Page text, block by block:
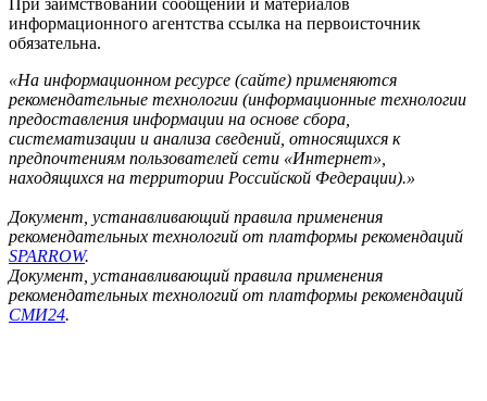
информационного агентства ссылка на первоисточник
обязательна.
«На информационном ресурсе (сайте) применяются
рекомендательные технологии (информационные технологии
предоставления информации на основе сбора,
систематизации и анализа сведений, относящихся к
предпочтениям пользователей сети «Интернет»,
находящихся на территории Российской Федерации).»
Документ, устанавливающий правила применения
рекомендательных технологий от платформы рекомендаций
SPARROW.
Документ, устанавливающий правила применения
рекомендательных технологий от платформы рекомендаций
СМИ24.